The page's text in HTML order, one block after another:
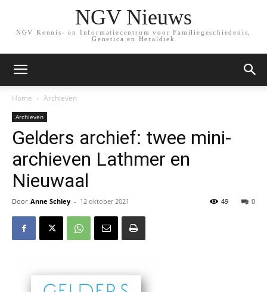
NGV Nieuws
NGV Kennis- en Informatiecentrum voor Familiegeschiedenis,
Genetica en Heraldiek
Home Archieven
Archieven
Gelders archief: twee mini-
archieven Lathmer en
Nieuwaal
Door Anne Schley - 12 oktober 2021 0
49